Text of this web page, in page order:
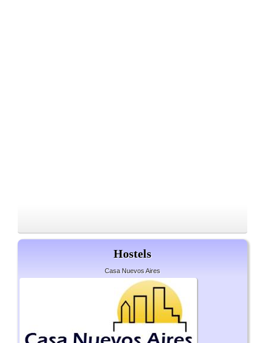
Hostels
Casa Nuevos Aires